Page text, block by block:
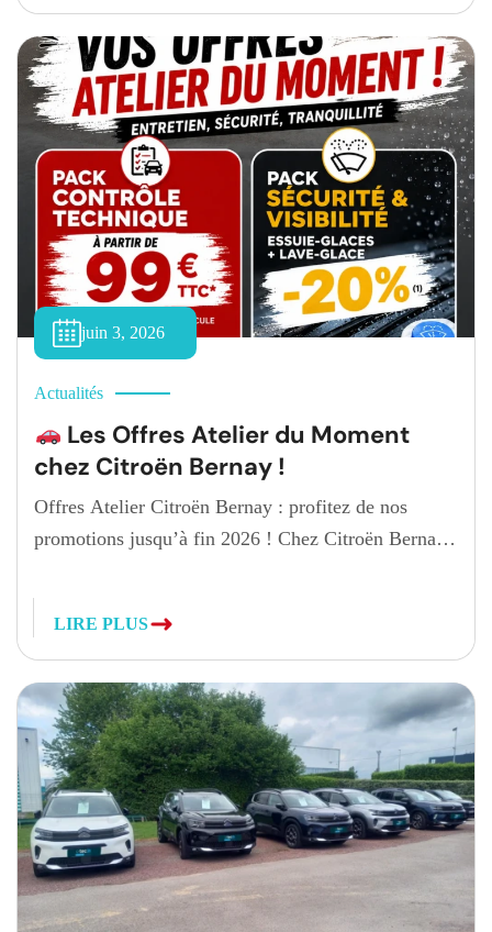
l’opération nationale EUROREPAR Car Service et
vous fait bénéficier de -10 % sur les batteries
EUROREPAR (hors […]
juin 3, 2026
Actualités
Les Offres Atelier du Moment
chez Citroën Bernay !
Offres Atelier Citroën Bernay : profitez de nos
promotions jusqu’à fin 2026 ! Chez Citroën Bernay,
Pour vous permettre de rouler en toute sécurité tout
en maîtrisant votre budget, découvrez nos offres
promotionnelles actuellement disponibles à l’atelier.
[…]
LIRE PLUS